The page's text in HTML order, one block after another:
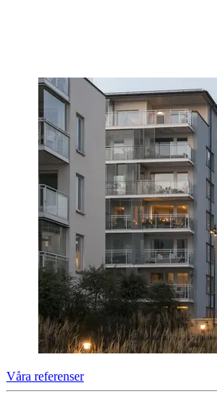
Våra referenser